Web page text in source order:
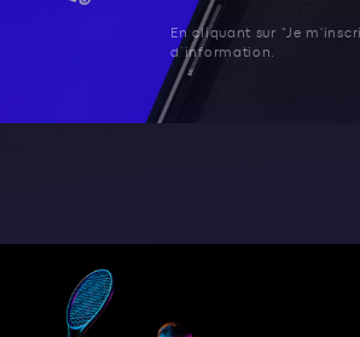
En cliquant sur "Je
d’information.